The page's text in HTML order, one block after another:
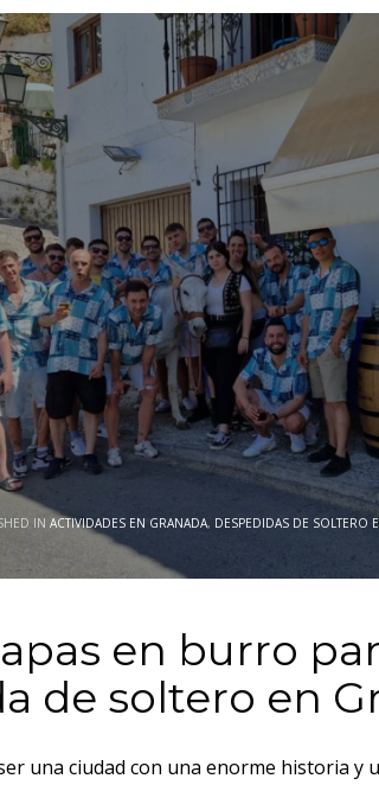
IN ACTIVIDADES EN GRANADA, DESPEDIDAS DE SOLTERO
en burro
de soltero en
una ciudad con una enorme historia